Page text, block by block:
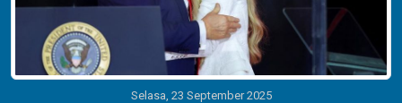
Selasa, 23 September 2025